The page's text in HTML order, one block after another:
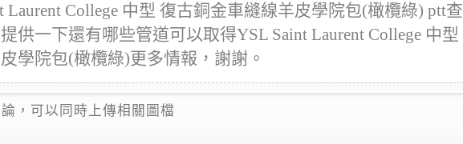
Laurent College 中型 復古銅金車縫線羊皮學院包(橄欖綠) ptt查
供一下還有哪些管道可以取得YSL Saint Laurent College 中型
學院包(橄欖綠)更多情報，謝謝。